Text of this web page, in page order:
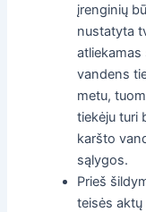
įrenginių
nustatyta
vandens
metu,
tiekėju turi
karšto
sąlygos.
Prieš
teisės